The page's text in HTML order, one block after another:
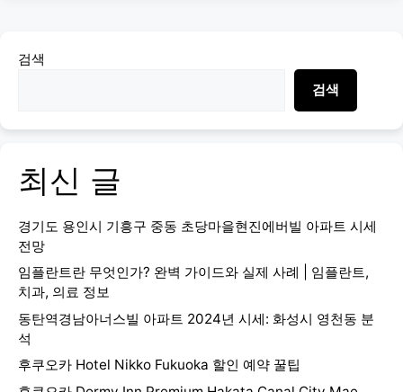
검색
검색
최신 글
경기도 용인시 기흥구 중동 초당마을현진에버빌 아파트 시세
전망
임플란트란 무엇인가? 완벽 가이드와 실제 사례 | 임플란트,
치과, 의료 정보
동탄역경남아너스빌 아파트 2024년 시세: 화성시 영천동 분
석
후쿠오카 Hotel Nikko Fukuoka 할인 예약 꿀팁